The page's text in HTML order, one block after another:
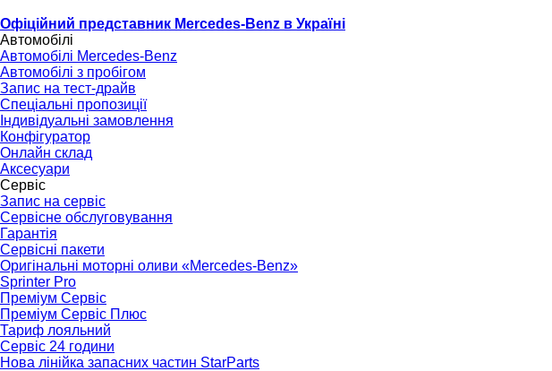
Офіційний представник Mercedes-Benz в Україні
Автомобілі
Автомобілі Mercedes-Benz
Автомобілі з пробігом
Запис на тест-драйв
Спеціальні пропозиції
Індивідуальні замовлення
Конфігуратор
Онлайн склад
Аксесуари
Сервіс
Запис на сервіс
Сервісне обслуговування
Гарантія
Сервісні пакети
Оригінальні моторні оливи «Mercedes-Benz»
Sprinter Pro
Преміум Сервіс
Преміум Сервіс Плюс
Тариф лояльний
Сервіс 24 години
Нова лінійка запасних частин StarParts